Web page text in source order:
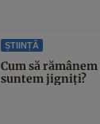
ȘTIINȚĂ
Cum să
suntem jigniți?